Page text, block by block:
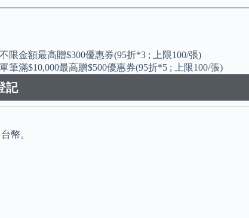
限金額最高贈$300優惠券(95折*3 ; 上限100/張)
滿$10,000最高贈$500優惠券(95折*5 ; 上限100/張)
記
幣。